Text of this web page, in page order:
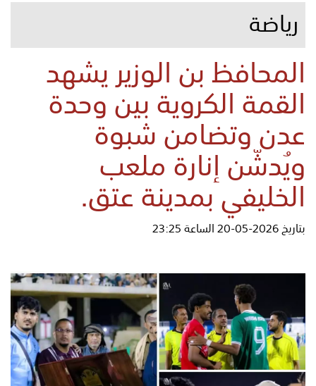
رياضة
المحافظ بن الوزير يشهد
القمة الكروية بين وحدة
عدن وتضامن شبوة
ويُدشّن إنارة ملعب
الخليفي بمدينة عتق.
بتاريخ 2026-05-20 الساعة 23:25